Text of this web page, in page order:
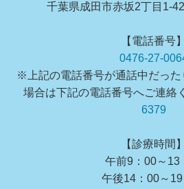
千葉県成田市赤坂2丁目1-
【電話番号】
0476-27-
※上記の電話番号が通話中だった
場合は下記の電話番号へご連絡
6379
【診療時間】
午前9：00～13
午後14：00～